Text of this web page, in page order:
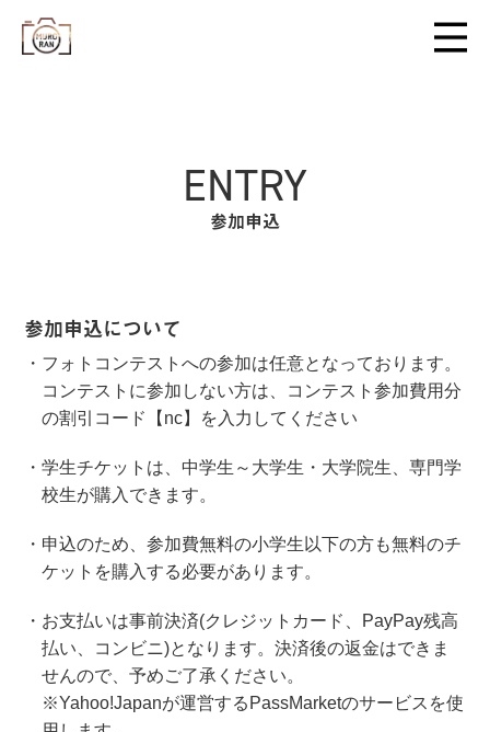
ENTRY
参加申込
参加申込について
・フォトコンテストへの参加は任意となっております。
コンテストに参加しない方は、コンテスト参加費用分
の割引コード【nc】を入力してください
・学生チケットは、中学生～大学生・大学院生、専門学
校生が購入できます。
・申込のため、参加費無料の小学生以下の方も無料のチ
ケットを購入する必要があります。
・お支払いは事前決済(クレジットカード、PayPay残高
払い、コンビニ)となります。決済後の返金はできま
せんので、予めご了承ください。
※Yahoo!Japanが運営するPassMarketのサービスを使